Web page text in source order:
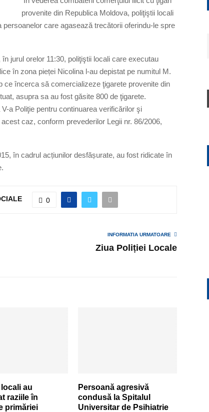
provenite din Republica Moldova, poliţiştii locali
care agasează trecătorii oferindu-le spre
jurul orelor 11:30, poliţiştii locali care executau
în zona pieței Nicolina l-au depistat pe numitul M.
ce încerca să comercializeze ţigarete provenite din
asupra sa au fost găsite 800 de ţigarete.
a Poliţie pentru continuarea verificărilor şi
caz, conform prevederilor Legii nr. 86/2006,
în cadrul acțiunilor desfășurate, au fost ridicate în
0
INFORMATIA URMATOARE
Ziua Poliției Locale
au
raziile în
primăriei
Persoană agresivă
condusă la Spitalul
Universitar de Psihiatrie